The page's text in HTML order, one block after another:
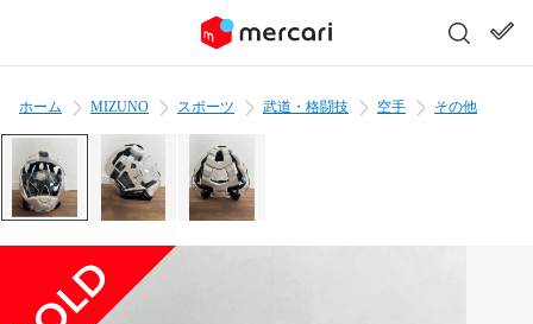
ホーム MIZUNO スポーツ 武道・格闘技 空手 その他